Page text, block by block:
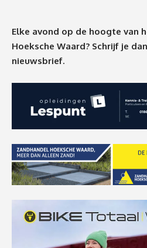
Elke avond op de hoogte van
Hoeksche Waard? Schrijf je dan
nieuwsbrief.